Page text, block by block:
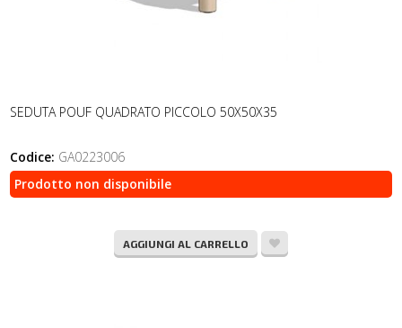
SEDUTA POUF QUADRATO PICCOLO 50X50X35
Codice: GA0223006
Prodotto non disponibile
AGGIUNGI AL CARRELLO